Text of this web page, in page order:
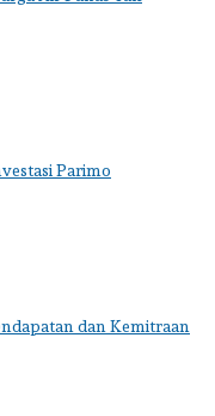
Parimo
dan Kemitraan